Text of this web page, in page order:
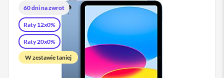
i
c
e
P
a
c
k
60 dni na zwrot
Raty 12x0%
Raty 20x0%
W zestawie taniej